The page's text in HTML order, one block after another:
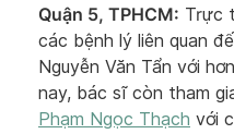
Quận 5, TPHCM: Trực
các bệnh lý liên quan
Nguyễn Văn Tẩn với
nay, bác sĩ còn tham
Phạm Ngọc Thạch với